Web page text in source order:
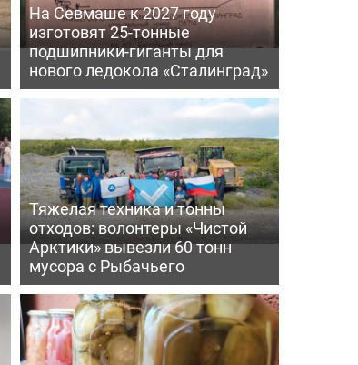
На Севмаше к 2027 году
изготовят 25-тонные
подшипники-гиганты для
нового ледокола «Сталинград»
Тяжелая техника и тонны
отходов: волонтеры «Чистой
Арктики» вывезли 60 тонн
мусора с Рыбачьего